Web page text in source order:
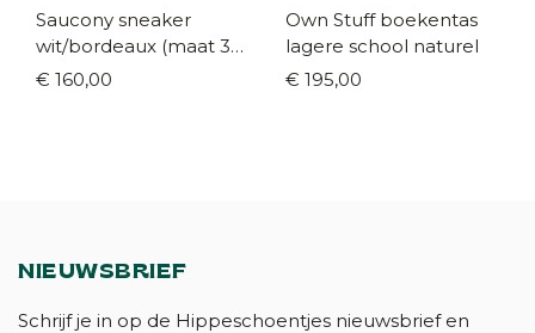
Saucony sneaker
wit/bordeaux (maat 35-
42)
€ 160,00
Own Stuff boekentas
lagere school naturel
€ 195,00
NIEUWSBRIEF
Schrijf je in op de Hippeschoentjes nieuwsbrief en